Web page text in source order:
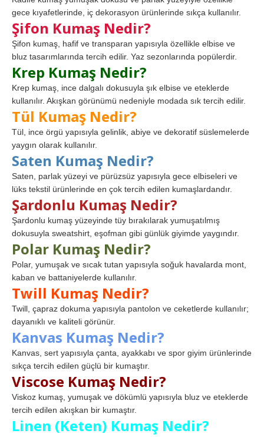
gece kıyafetlerinde, iç dekorasyon ürünlerinde sıkça kullanılır.
Şifon Kumaş Nedir?
Şifon kumaş, hafif ve transparan yapısıyla özellikle elbise ve
bluz tasarımlarında tercih edilir. Yaz sezonlarında popülerdir.
Krep Kumaş Nedir?
Krep kumaş, ince dalgalı dokusuyla şık elbise ve eteklerde
kullanılır. Akışkan görünümü nedeniyle modada sık tercih edilir.
Tül Kumaş Nedir?
Tül, ince örgü yapısıyla gelinlik, abiye ve dekoratif süslemelerde
yaygın olarak kullanılır.
Saten Kumaş Nedir?
Saten, parlak yüzeyi ve pürüzsüz yapısıyla gece elbiseleri ve
lüks tekstil ürünlerinde en çok tercih edilen kumaşlardandır.
Şardonlu Kumaş Nedir?
Şardonlu kumaş yüzeyinde tüy bırakılarak yumuşatılmış
dokusuyla sweatshirt, eşofman gibi günlük giyimde yaygındır.
Polar Kumaş Nedir?
Polar, yumuşak ve sıcak tutan yapısıyla soğuk havalarda mont,
kaban ve battaniyelerde kullanılır.
Twill Kumaş Nedir?
Twill, çapraz dokuma yapısıyla pantolon ve ceketlerde kullanılır;
dayanıklı ve kaliteli görünür.
Kanvas Kumaş Nedir?
Kanvas, sert yapısıyla çanta, ayakkabı ve spor giyim ürünlerinde
sıkça tercih edilen güçlü bir kumaştır.
Viscose Kumaş Nedir?
Viskoz kumaş, yumuşak ve dökümlü yapısıyla bluz ve eteklerde
tercih edilen akışkan bir kumaştır.
Linen (Keten) Kumaş Nedir?